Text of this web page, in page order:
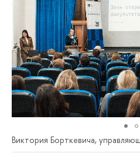
Виктория Борткевича,